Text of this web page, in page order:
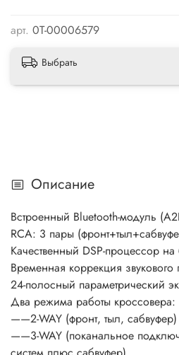
арт. 0Т-00006579
Выбрать
Описание
Встроенный Bluetooth-модуль
RCA: 3 пары
Качественный DSP-процессор на
Временная коррекция
24-полосный параметрический
Два режима работы кроссовера:
——2-WAY (фронт, тыл, сабвуфер)
——3-WAY (поканальное